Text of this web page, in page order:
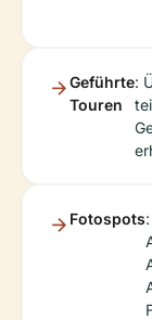
Geführte
Touren
:
Fotospots